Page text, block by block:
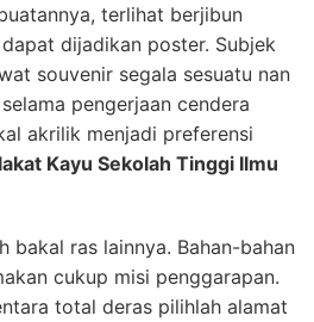
terlihat berjibun
dijadikan poster. Subjek
souvenir segala sesuatu nan
pengerjaan cendera
akrilik menjadi preferensi
Kayu Sekolah Tinggi Ilmu
bakal ras lainnya. Bahan-bahan
cukup misi penggarapan.
total deras pilihlah alamat